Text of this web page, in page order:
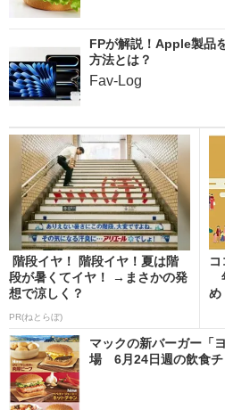
FPが解説！Apple製品
方法とは？
Fav-Log
階段イヤ！ 階段イヤ！夏は階
段が暑くてイヤ！ →まさかの発
想で涼しく？
PR(ねとらぼ)
め
マックの新バーガー「
場 6月24日週の飲食チ